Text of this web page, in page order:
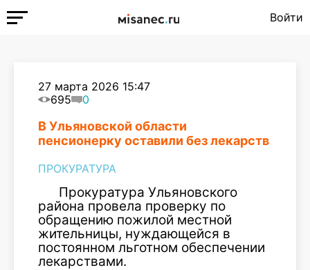
Войти
27 марта 2026 15:47
695
0
В Ульяновской области
пенсионерку оставили без лекарств
ПРОКУРАТУРА
Прокуратура Ульяновского
района провела проверку по
обращению пожилой местной
жительницы, нуждающейся в
постоянном льготном обеспечении
лекарствами.